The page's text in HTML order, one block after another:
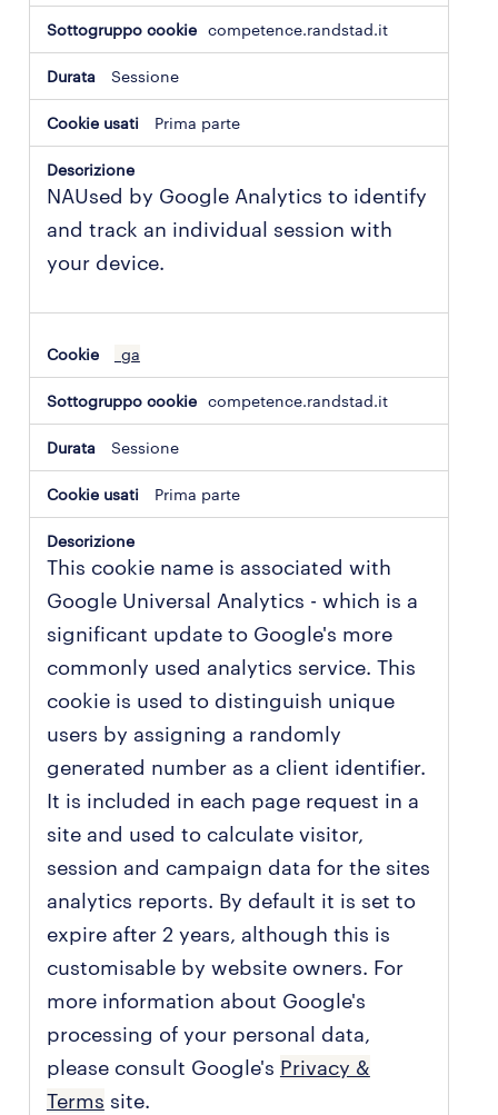
prestazione
competence.randstad.it
Sessione
Prima parte
NAUsed by Google Analytics to identify
and track an individual session with
your device.
_ga
competence.randstad.it
Sessione
Prima parte
This cookie name is associated with
Google Universal Analytics - which is a
significant update to Google's more
commonly used analytics service. This
cookie is used to distinguish unique
users by assigning a randomly
generated number as a client identifier.
It is included in each page request in a
site and used to calculate visitor,
session and campaign data for the sites
analytics reports. By default it is set to
expire after 2 years, although this is
customisable by website owners. For
more information about Google's
processing of your personal data,
please consult Google's Privacy &
Terms site.